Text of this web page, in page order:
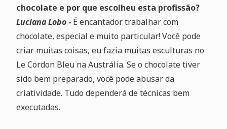
chocolate e por que escolheu esta profissão?
Luciana Lobo - É encantador trabalhar com
chocolate, especial e muito particular! Você pode
criar muitas coisas, eu fazia muitas esculturas no
Le Cordon Bleu na Austrália. Se o chocolate tiver
sido bem preparado, você pode abusar da
criatividade. Tudo dependerá de técnicas bem
executadas.